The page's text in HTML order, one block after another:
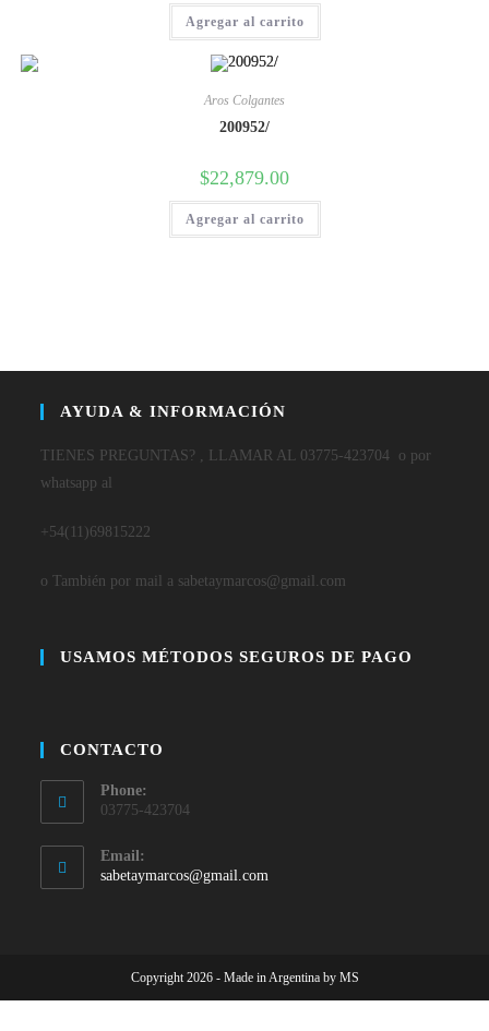
Agregar al carrito
Aros Colgantes
200952/
$22,879.00
Agregar al carrito
AYUDA & INFORMACIÓN
TIENES PREGUNTAS? , LLAMAR AL 03775-423704 o por
whatsapp al
+54(11)69815222
o También por mail a sabetaymarcos@gmail.com
USAMOS MÉTODOS SEGUROS DE PAGO
CONTACTO
Phone:
03775-423704
Email:
sabetaymarcos@gmail.com
Copyright 2026 - Made in Argentina by MS